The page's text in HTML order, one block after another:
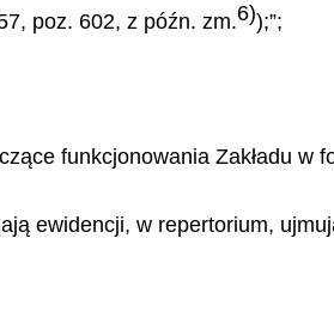
poz. 602, z późn. zm.6));”;
funkcjonowania Zakładu w
ewidencji, w repertorium,